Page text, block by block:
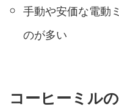
手動や安価な電動
のが多い
コーヒーミル